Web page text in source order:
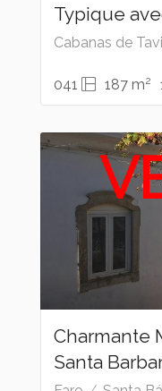
Typique
Cabanas de
041 187 m2
Charmante
Santa